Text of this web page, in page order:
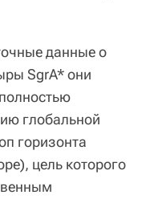
данные о
SgrA* они
глобальной
горизонта
цель которого